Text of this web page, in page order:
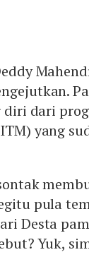
dari
yang
pula
Desta
Yuk,